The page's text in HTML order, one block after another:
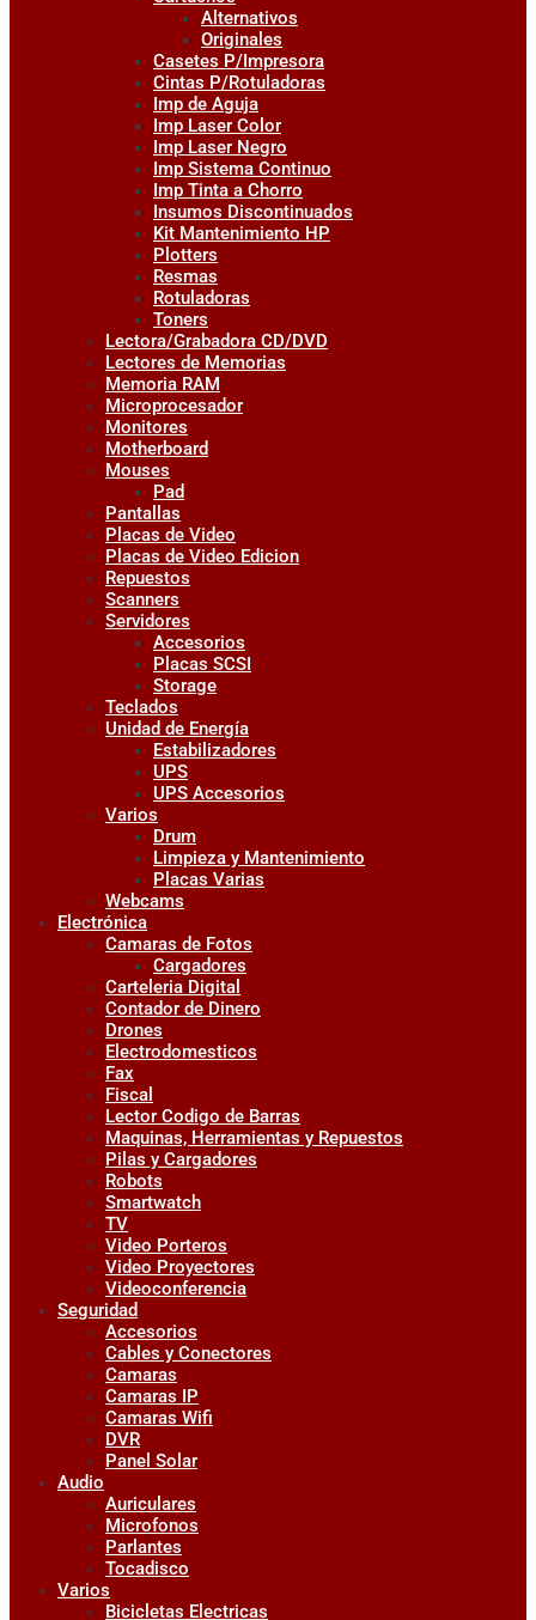
Alternativos
Originales
Casetes P/Impresora
Cintas P/Rotuladoras
Imp de Aguja
Imp Laser Color
Imp Laser Negro
Imp Sistema Continuo
Imp Tinta a Chorro
Insumos Discontinuados
Kit Mantenimiento HP
Plotters
Resmas
Rotuladoras
Toners
Lectora/Grabadora CD/DVD
Lectores de Memorias
Memoria RAM
Microprocesador
Monitores
Motherboard
Mouses
Pad
Pantallas
Placas de Video
Placas de Video Edicion
Repuestos
Scanners
Servidores
Accesorios
Placas SCSI
Storage
Teclados
Unidad de Energía
Estabilizadores
UPS
UPS Accesorios
Varios
Drum
Limpieza y Mantenimiento
Placas Varias
Webcams
Electrónica
Camaras de Fotos
Cargadores
Carteleria Digital
Contador de Dinero
Drones
Electrodomesticos
Fax
Fiscal
Lector Codigo de Barras
Maquinas, Herramientas y Repuestos
Pilas y Cargadores
Robots
Smartwatch
TV
Video Porteros
Video Proyectores
Videoconferencia
Seguridad
Accesorios
Cables y Conectores
Camaras
Camaras IP
Camaras Wifi
DVR
Panel Solar
Audio
Auriculares
Microfonos
Parlantes
Tocadisco
Varios
Bicicletas Electricas